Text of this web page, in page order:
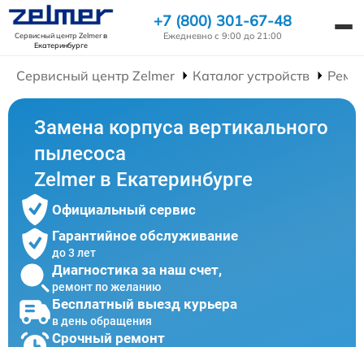
Сервисный центр Zelmerв
Екатеринбурге
+7 (800) 301-67-48
Ежедневно с 9:00 до 21:00
Сервисный центр Zelmer Каталог устройств
Замена корпуса вертикального
пылесоса
Zelmer в Екатеринбурге
Официальный сервис
Гарантийное обслуживание
до 3 лет
Диагностика за наш счет,
ремонт по желанию
Бесплатный выезд курьера
в день обращения
Срочный ремонт